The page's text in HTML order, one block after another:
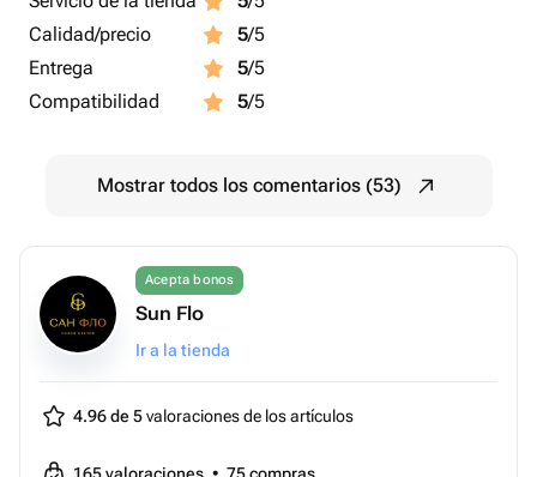
Calidad/precio
5/5
Entrega
5/5
Compatibilidad
5/5
Mostrar todos los comentarios (53)
Acepta bonos
Sun Flo
Ir a la tienda
4.96 de 5valoraciones de los artículos